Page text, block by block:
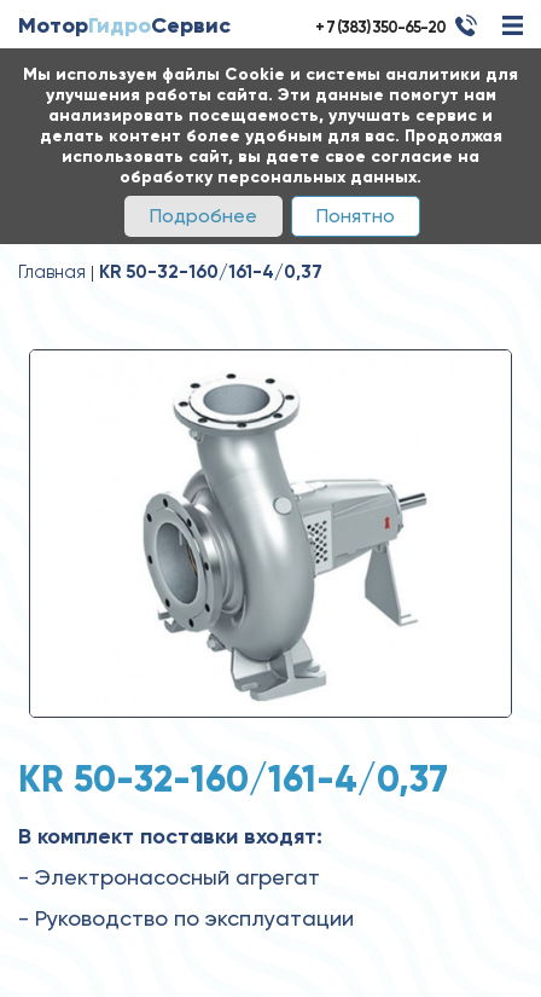
Мы используем файлы Cookie и системы аналитики для
улучшения работы сайта. Эти данные помогут нам
анализировать посещаемость, улучшать сервис и
делать контент более удобным для вас. Продолжая
использовать сайт, вы даете свое согласие на
обработку персональных данных.
Подробнее Понятно
МоторГидроСервис + 7 (383) 350-65-20
Главная KR 50-32-160/161-4/0,37
KR 50-32-160/161-4/0,37
В комплект поставки входят:
- Электронасосный агрегат
- Руководство по эксплуатации